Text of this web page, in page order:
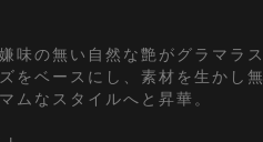
味の無い自然な艶がグラマラス
をベースにし、素材を生かし無
ムなスタイルへと昇華。